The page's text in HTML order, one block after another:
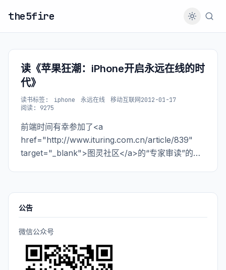
the5fire
读《苹果狂潮：iPhone开启永远在线的时
代》
读书标签: iphone 永远在线 移动互联网2012-01-17
阅读: 9275
前端时间有幸参加了<a
href="http://www.ituring.com.cn/article/839"
target="_blank">图灵社区</a>的“专家审读”的活
个人对某件
公告
微信公众号